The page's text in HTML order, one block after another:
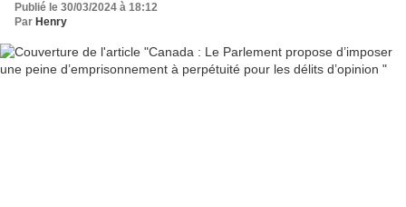
Publié le 30/03/2024 à 18:12
Par Henry